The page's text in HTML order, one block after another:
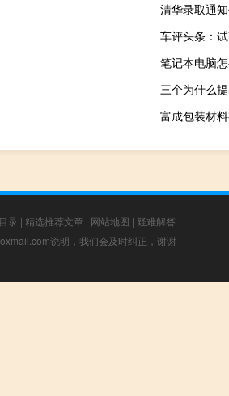
清华录取通
车评头条：
笔记本电脑
三个为什么
富成包装材
录 | 精选推荐文章 | 网站地图 | 疑难解答
说明，我们会及时纠正，谢谢